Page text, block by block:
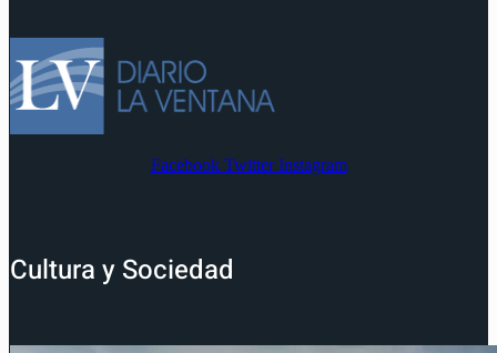
Facebook Twitter Instagram
Cultura y Sociedad